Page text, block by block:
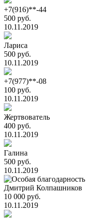
+7(916)**-44
500 руб.
10.11.2019
Лариса
500 руб.
10.11.2019
+7(977)**-08
100 руб.
10.11.2019
Жертвователь
400 руб.
10.11.2019
Галина
500 руб.
10.11.2019
Дмитрий Колпашников
10 000 руб.
10.11.2019